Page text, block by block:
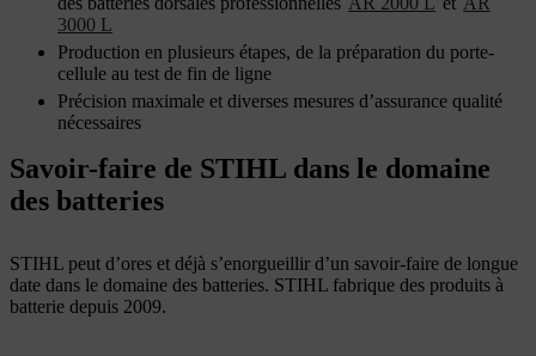
3000 L
Production en plusieurs étapes, de la préparation du porte-
cellule au test de fin de ligne
Précision maximale et diverses mesures d’assurance qualité
nécessaires
Savoir-faire de STIHL dans le domaine
des batteries
STIHL peut d’ores et déjà s’enorgueillir d’un savoir-faire de longue
date dans le domaine des batteries. STIHL fabrique des produits à
batterie depuis 2009.